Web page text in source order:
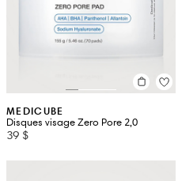
MEDICUBE
Disques visage Zero Pore 2,0
39 $